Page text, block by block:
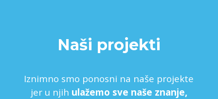
Naši projekti
Iznimno smo ponosni na naše projekte
jer u njih ulažemo sve naše znanje,